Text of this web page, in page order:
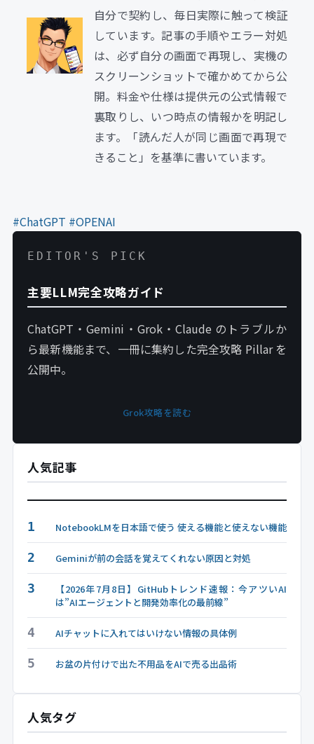
自分で契約し、毎日実際に触って検証
しています。記事の手順やエラー対処
は、必ず自分の画面で再現し、実機の
スクリーンショットで確かめてから公
開。料金や仕様は提供元の公式情報で
裏取りし、いつ時点の情報かを明記し
ます。「読んだ人が同じ画面で再現で
きること」を基準に書いています。
#ChatGPT #OPENAI
EDITOR'S PICK
主要LLM完全攻略ガイド
ChatGPT・Gemini・Grok・Claude のトラブルか
ら最新機能まで、一冊に集約した完全攻略 Pillar を
公開中。
Grok攻略を読む
人気記事
1 NotebookLMを日本語で使う 使える機能と使えない機能
2 Geminiが前の会話を覚えてくれない原因と対処
3
【2026年7月8日】GitHubトレンド速報：今アツいAI
は”AIエージェントと開発効率化の最前線”
4 AIチャットに入れてはいけない情報の具体例
5 お盆の片付けで出た不用品をAIで売る出品術
人気タグ